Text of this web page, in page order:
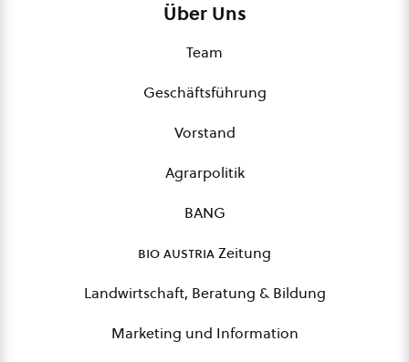
Über Uns
Team
Geschäftsführung
Vorstand
Agrarpolitik
BANG
bio austriaZeitung
Landwirtschaft, Beratung & Bildung
Marketing und Information